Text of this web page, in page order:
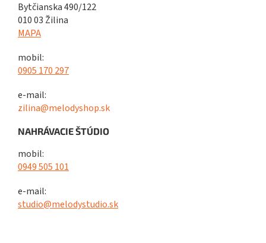
Bytčianska 490/122
010 03 Žilina
MAPA
mobil:
0905 170 297
e-mail:
zilina@melodyshop.sk
NAHRÁVACIE ŠTÚDIO
mobil:
0949 505 101
e-mail:
studio@melodystudio.sk